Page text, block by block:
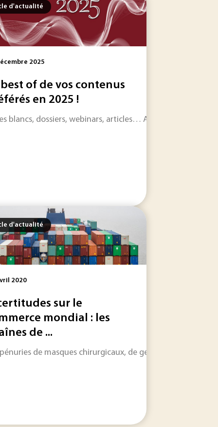
en 2019, 116 collisions. Pour réduire les risques...
de REACH et de l'Agence européenne des produits
d'actualité
2025
best of de vos contenus
en 2025 !
blancs, dossiers, webinars, articles… Alors que 2025 est
chimiques pour la première quinzaine de
les Ports de Strasbourg représentent chaque
d'actualité
2020
sur le
mondial : les
de ...
de masques chirurgicaux, de gel